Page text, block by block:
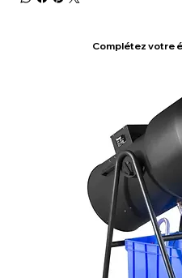
Complétez votre